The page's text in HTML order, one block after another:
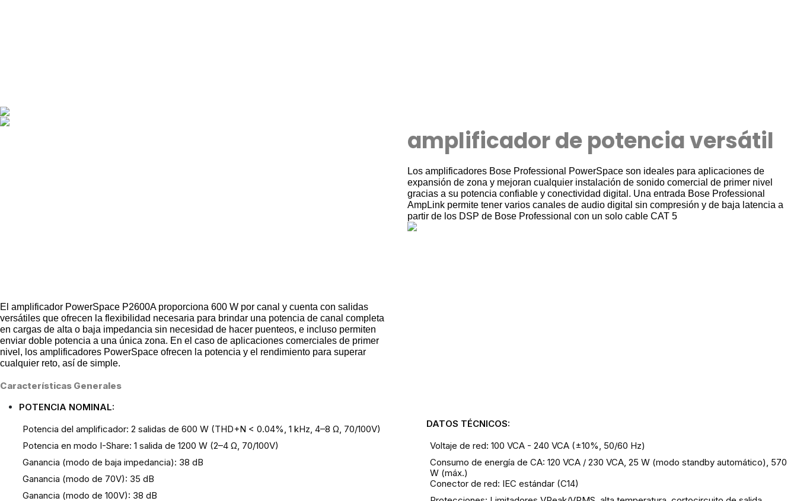
amplificador de potencia versátil
Los amplificadores Bose Professional PowerSpace son ideales para aplicaciones de
expansión de zona y mejoran cualquier instalación de sonido comercial de primer nivel
gracias a su potencia confiable y conectividad digital. Una entrada Bose Professional
AmpLink permite tener varios canales de audio digital sin compresión y de baja latencia a
partir de los DSP de Bose Professional con un solo cable CAT 5
El amplificador PowerSpace P2600A proporciona 600 W por canal y cuenta con salidas
versátiles que ofrecen la flexibilidad necesaria para brindar una potencia de canal completa
en cargas de alta o baja impedancia sin necesidad de hacer puenteos, e incluso permiten
enviar doble potencia a una única zona. En el caso de aplicaciones comerciales de primer
nivel, los amplificadores PowerSpace ofrecen la potencia y el rendimiento para superar
cualquier reto, así de simple.
Características Generales
POTENCIA NOMINAL:
Potencia del amplificador: 2 salidas de 600 W (THD+N < 0.04%, 1 kHz, 4–8 Ω, 70/100V)
Potencia en modo I-Share: 1 salida de 1200 W (2–4 Ω, 70/100V)
Ganancia (modo de baja impedancia): 38 dB
Ganancia (modo de 70V): 35 dB
Ganancia (modo de 100V): 38 dB
DATOS TÉCNICOS:
Voltaje de red: 100 VCA - 240 VCA (±10%, 50/60 Hz)
Consumo de energía de CA: 120 VCA / 230 VCA, 25 W (modo standby automático), 570
W (máx.)
Conector de red: IEC estándar (C14)